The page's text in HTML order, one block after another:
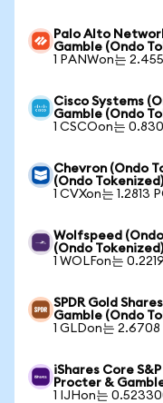
Palo Alto
Gamble (Ondo
1 PANWon는
Cisco Systems
Gamble (Ondo
1 CSCOon는
Chevron (Ondo
(Ondo Tokenized)
1 CVXon는 1.2813
Wolfspeed
(Ondo Tokenized)
1 WOLFon는
SPDR Gold
Gamble (Ondo
1 GLDon는 2.6708
iShares Core
Procter &
1 IJHon는